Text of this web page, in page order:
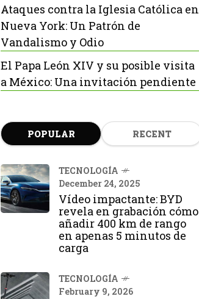
Ataques contra la Iglesia Católica en
Nueva York: Un Patrón de
Vandalismo y Odio
El Papa León XIV y su posible visita
a México: Una invitación pendiente
POPULAR RECENT
TECNOLOGÍA
December 24, 2025
Vídeo impactante: BYD
revela en grabación cómo
añadir 400 km de rango
en apenas 5 minutos de
carga
TECNOLOGÍA
February 9, 2026